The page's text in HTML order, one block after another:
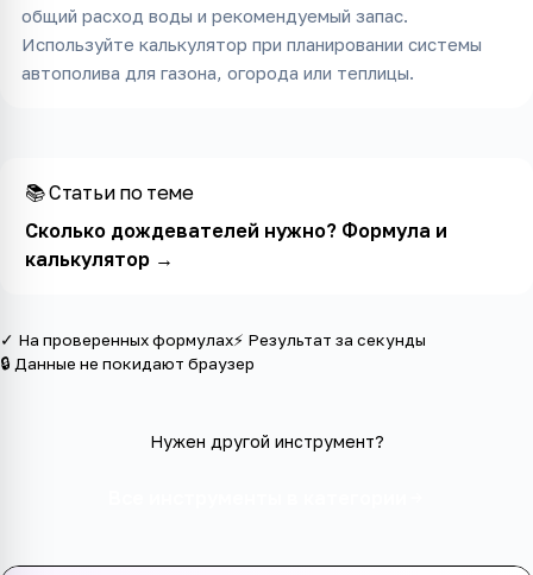
общий расход воды и рекомендуемый запас.
Используйте калькулятор при планировании системы
автополива для газона, огорода или теплицы.
📚 Статьи по теме
Сколько дождевателей нужно? Формула и
калькулятор→
✓ На проверенных формулах⚡ Результат за секунды
🔒 Данные не покидают браузер
Нужен другой инструмент?